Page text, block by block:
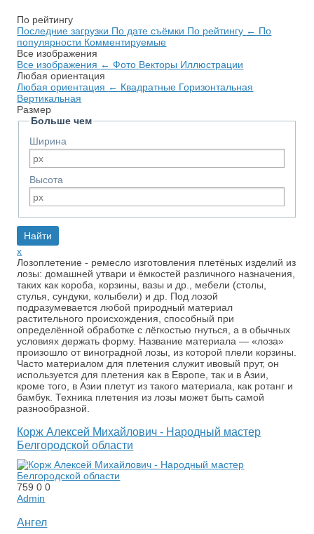
По рейтингу
Последние загрузки По дате съёмки По рейтингу ← По
популярности Комментируемые
Все изображения
Все изображения ← Фото Векторы Иллюстрации
Любая ориентация
Любая ориентация ← Квадратные Горизонтальная
Вертикальная
Размер
Больше чем
Ширина
Высота
x
Лозоплетение - ремесло изготовления плетёных изделий из
лозы: домашней утвари и ёмкостей различного назначения,
таких как короба, корзины, вазы и др., мебели (столы,
стулья, сундуки, колыбели) и др. Под лозой
подразумевается любой природный материал
растительного происхождения, способный при
определённой обработке с лёгкостью гнуться, а в обычных
условиях держать форму. Название материала — «лоза»
произошло от виноградной лозы, из которой плели корзины.
Часто материалом для плетения служит ивовый прут, он
используется для плетения как в Европе, так и в Азии,
кроме того, в Азии плетут из такого материала, как ротанг и
бамбук. Техника плетения из лозы может быть самой
разнообразной.
Корж Алексей Михайлович - Народный мастер
Белгородской области
75900
Admin
Ангел